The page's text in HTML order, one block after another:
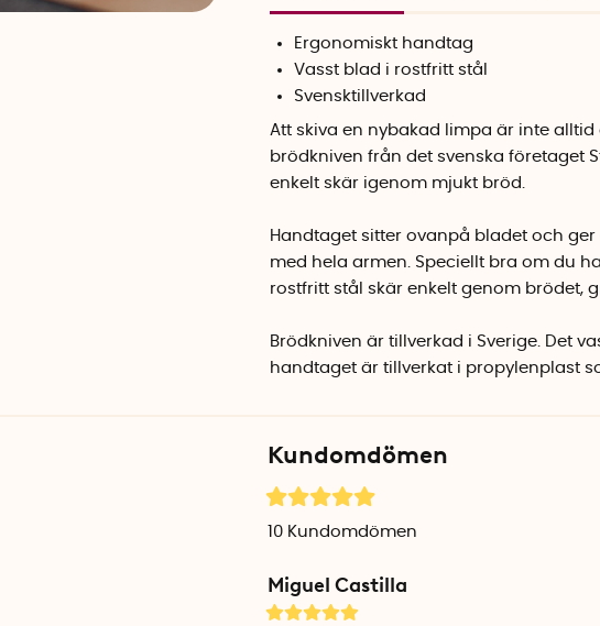
Ergonomiskt handtag
Vasst blad i rostfritt stål
Svensktillverkad
Att skiva en nybakad limpa är inte
brödkniven från det svenska företaget
enkelt skär igenom mjukt bröd.
Handtaget sitter ovanpå bladet och
med hela armen. Speciellt bra om du
rostfritt stål skär enkelt genom brödet,
Brödkniven är tillverkad i Sverige. Det
handtaget är tillverkat i propylenplast
Kundomdömen
10 Kundomdömen
Miguel Castilla